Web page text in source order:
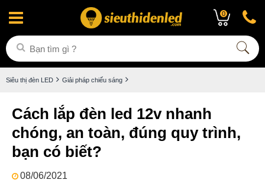
0
Siêu thị đèn LED Giải pháp chiếu sáng
Cách lắp đèn led 12v nhanh
chóng, an toàn, đúng quy trình,
bạn có biết?
08/06/2021